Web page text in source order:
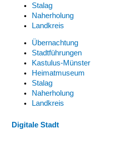
Stalag
Naherholung
Landkreis
Übernachtung
Stadtführungen
Kastulus-Münster
Heimatmuseum
Stalag
Naherholung
Landkreis
Digitale Stadt